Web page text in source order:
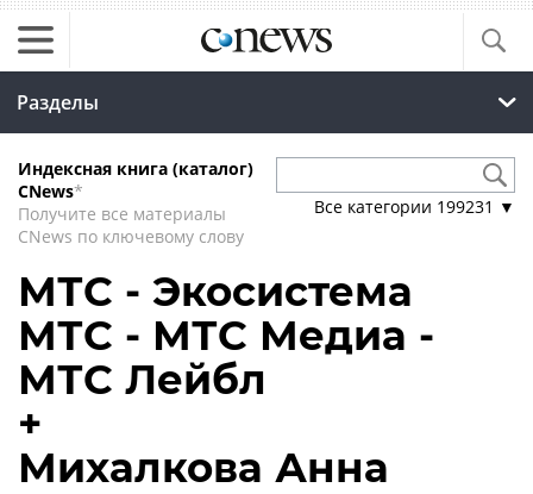
Разделы
Индексная книга (каталог)
CNews*
Получите все материалы
CNews по ключевому слову
Все категории 199231 ▼
МТС - Экосистема
МТС - МТС Медиа -
МТС Лейбл
+
Михалкова Анна